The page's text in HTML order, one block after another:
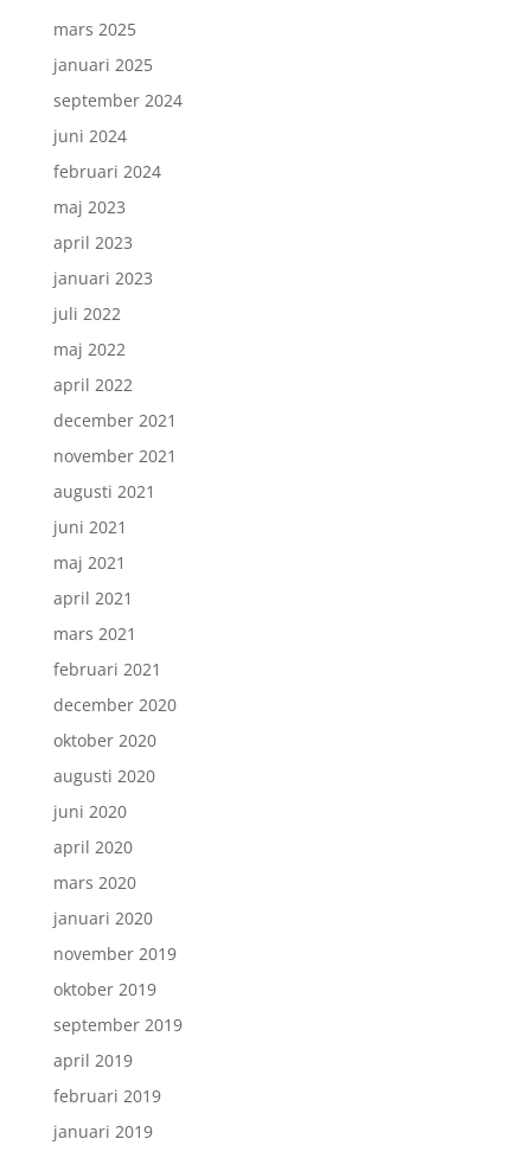
mars 2025
januari 2025
september 2024
juni 2024
februari 2024
maj 2023
april 2023
januari 2023
juli 2022
maj 2022
april 2022
december 2021
november 2021
augusti 2021
juni 2021
maj 2021
april 2021
mars 2021
februari 2021
december 2020
oktober 2020
augusti 2020
juni 2020
april 2020
mars 2020
januari 2020
november 2019
oktober 2019
september 2019
april 2019
februari 2019
januari 2019